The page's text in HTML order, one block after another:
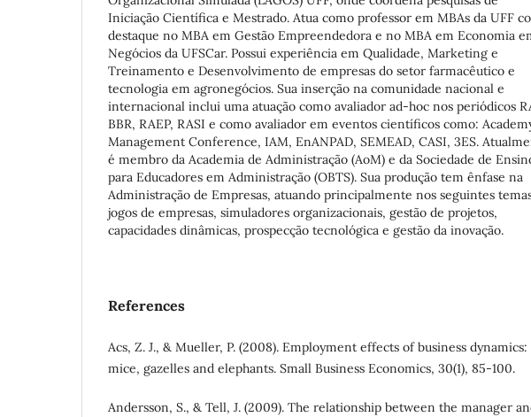
Iniciação Científica e Mestrado. Atua como professor em MBAs da UFF
destaque no MBA em Gestão Empreendedora e no MBA em Economia
Negócios da UFSCar. Possui experiência em Qualidade, Marketing e
Treinamento e Desenvolvimento de empresas do setor farmacêutico e
tecnologia em agronegócios. Sua inserção na comunidade nacional e
internacional inclui uma atuação como avaliador ad-hoc nos periódicos
BBR, RAEP, RASI e como avaliador em eventos científicos como:
Management Conference, IAM, EnANPAD, SEMEAD, CASI, 3ES.
é membro da Academia de Administração (AoM) e da Sociedade de
para Educadores em Administração (OBTS). Sua produção tem ênfase na
Administração de Empresas, atuando principalmente nos seguintes
jogos de empresas, simuladores organizacionais, gestão de projetos,
capacidades dinâmicas, prospecção tecnológica e gestão da inovação.
References
Acs, Z. J., & Mueller, P. (2008). Employment effects of business dynamics:
mice, gazelles and elephants. Small Business Economics, 30(1), 85-100.
Andersson, S., & Tell, J. (2009). The relationship between the manager